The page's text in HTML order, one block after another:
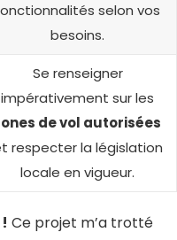
selon vos
besoins.
Se renseigner
impérativement sur les
de vol autorisées
respecter la législation
locale en vigueur.
Ce projet m’a trotté